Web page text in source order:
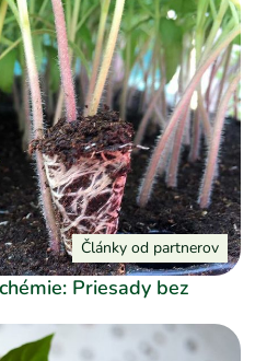
Články od partnerov
Priesady bez